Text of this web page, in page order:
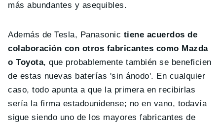
más abundantes y asequibles.
Además de Tesla, Panasonic tiene acuerdos de
colaboración con otros fabricantes como Mazda
o Toyota, que probablemente también se beneficien
de estas nuevas baterías 'sin ánodo'. En cualquier
caso, todo apunta a que la primera en recibirlas
sería la firma estadounidense; no en vano, todavía
sigue siendo uno de los mayores fabricantes de